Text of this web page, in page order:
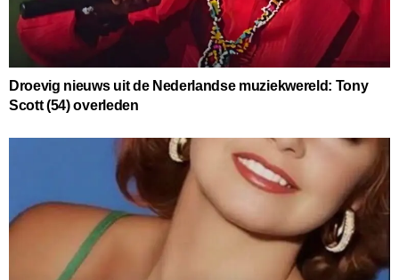
Droevig nieuws uit de Nederlandse muziekwereld: Tony
Scott (54) overleden